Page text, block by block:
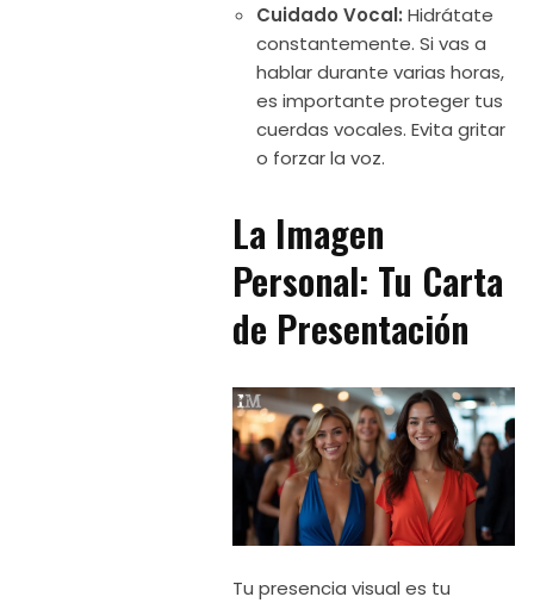
Cuidado Vocal: Hidrátate
constantemente. Si vas a
hablar durante varias horas,
es importante proteger tus
cuerdas vocales. Evita gritar
o forzar la voz.
La Imagen
Personal: Tu Carta
de Presentación
Tu presencia visual es tu